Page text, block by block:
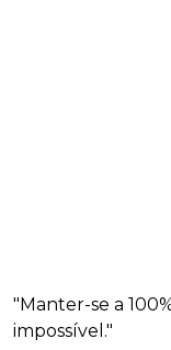
"Manter-se a
impossível."